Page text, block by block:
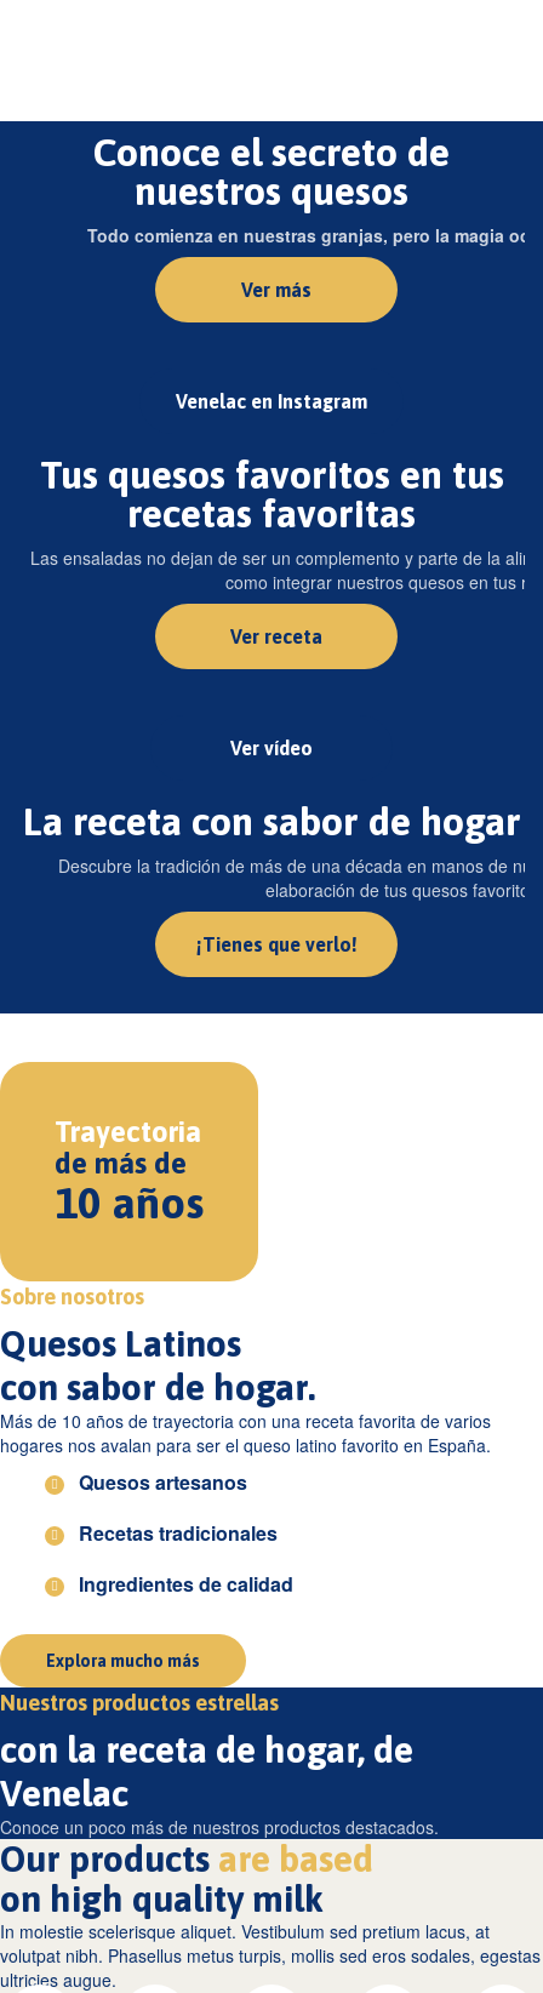
Contacto
Conoce el secreto de
nuestros quesos
Todo comienza en nuestras granjas, pero la magia
Ver más
Venelac en Instagram
Tus quesos favoritos en tus
recetas favoritas
Las ensaladas no dejan de ser un complemento y parte de la
como integrar nuestros quesos en tus
Ver receta
Ver vídeo
La receta con sabor de hogar
Descubre la tradición de más de una década en manos de
elaboración de tus quesos favoritos
¡Tienes que verlo!
Trayectoria
de más de
10 años
Sobre nosotros
Quesos Latinos
con sabor de hogar.
Más de 10 años de trayectoria con una receta favorita de varios
hogares nos avalan para ser el queso latino favorito en España.
Quesos artesanos
Recetas tradicionales
Ingredientes de calidad
Explora mucho más
Nuestros productos estrellas
con la receta de hogar, de
Venelac
Conoce un poco más de nuestros productos destacados.
Our products are based
on high quality milk
In molestie scelerisque aliquet. Vestibulum sed pretium lacus, at
volutpat nibh. Phasellus metus turpis, mollis sed eros sodales, egestas
ultricies augue.